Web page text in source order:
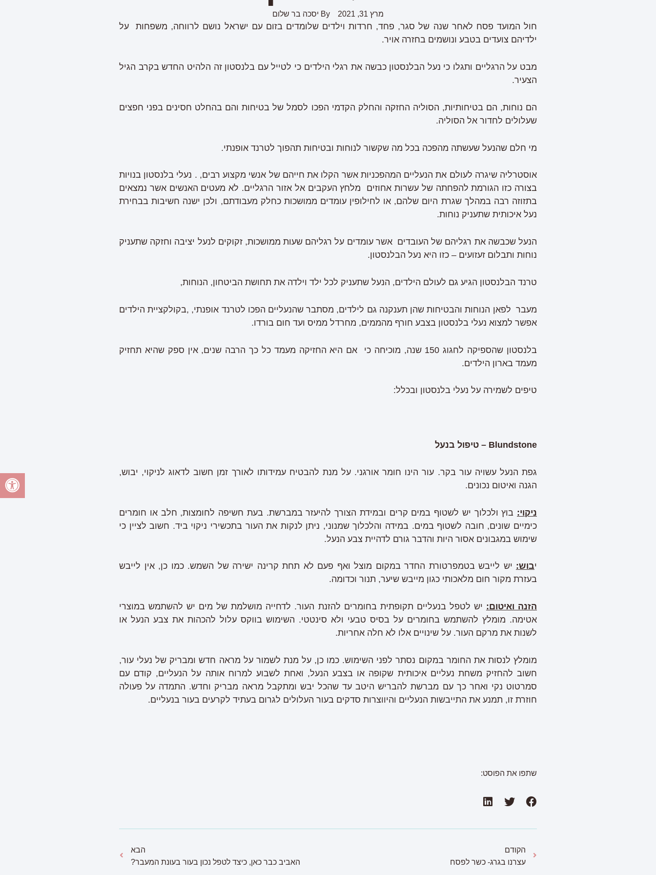
מרץ 31, 2021 By יסכה בר שלום
חול המועד פסח לאחר שנה של סגר, פחד, חרדות וילדים שלומדים בזום עם ישראל נושם לרווחה, משפחות על
ילדיהם צועדים בטבע ונושמים בחזרה אויר.
מבט על הרגליים ותגלו כי נעל הבלנסטון כבשה את רגלי הילדים כי לטייל עם בלנסטון זה הלהיט החדש בקרב הגיל
הצעיר.
הם נוחות, הם בטיחותיות, הסוליה החזקה והחלק הקדמי הפכו לסמל של בטיחות והם בהחלט חסינים בפני חפצים
שעלולים לחדור אל הסוליה.
מי חלם שהנעל שעשתה מהפכה בכל מה שקשור לנוחות ובטיחות תהפוך לטרנד אופנתי.
אוסטרליה שיגרה לעולם את הנעליים המהפכניות אשר הקלו את חייהם של אנשי מקצוע רבים, . נעלי בלנסטון בנויות
בצורה כזו הגורמת להפחתה של עשרות אחוזים מלחץ העקבים אל אזור הרגליים. לא מעטים האנשים אשר נמצאים
בתזוזה רבה במהלך שגרת היום שלהם, או לחילופין עומדים ממושכות כחלק מעבודתם, ולכן ישנה חשיבות בבחירת
נעל איכותית שתעניק נוחות.
הנעל שכבשה את רגליהם של העובדים אשר עומדים על רגליהם שעות ממושכות, זקוקים לנעל יציבה וחזקה שתעניק
נוחות ותבלום זעזועים – כזו היא נעל הבלנסטון.
טרנד הבלנסטון הגיע גם לעולם הילדים, הנעל שתעניק לכל ילד וילדה את תחושת הביטחון, הנוחות,
מעבר לפאן הנוחות והבטיחות שהן תענקנה גם לילדים, מסתבר שהנעליים הפכו לטרנד אופנתי, ,בקולקציית הילדים
אפשר למצוא נעלי בלנסטון בצבע חורף מהממים, מחרדל ממיס ועד חום בורדו.
בלנסטון שהספיקה לחגוג 150 שנה, מוכיחה כי אם היא החזיקה מעמד כל כך הרבה שנים, אין ספק שהיא תחזיק
מעמד בארון הילדים.
טיפים לשמירה על נעלי בלנסטון ובכלל:
Blundstone – טיפול בנעל
גפת הנעל עשויה עור בקר. עור הינו חומר אורגני. על מנת להבטיח עמידותו לאורך זמן חשוב לדאוג לניקוי, יבוש,
הגנה ואיטום נכונים.
ניקוי: בוץ ולכלוך יש לשטוף במים קרים ובמידת הצורך להיעזר במברשת. בעת חשיפה לחומצות, חלב או חומרים
כימיים שונים, חובה לשטוף במים. במידה והלכלוך שמנוני, ניתן לנקות את העור בתכשירי ניקוי ביד. חשוב לציין כי
שימוש במגבונים אסור היות והדבר גורם לדהיית צבע הנעל.
יבוש: יש לייבש בטמפרטורת החדר במקום מוצל ואף פעם לא תחת קרינה ישירה של השמש. כמו כן, אין לייבש
בעזרת מקור חום מלאכותי כגון מייבש שיער, תנור וכדומה.
הזנה ואיטום: יש לטפל בנעליים תקופתית בחומרים להזנת העור. לדחייה מושלמת של מים יש להשתמש במוצרי
אטימה. מומלץ להשתמש בחומרים על בסיס טבעי ולא סינטטי. השימוש בווקס עלול להכהות את צבע הנעל או
לשנות את מרקם העור. על שינויים אלו לא חלה אחריות.
מומלץ לנסות את החומר במקום נסתר לפני השימוש. כמו כן, על מנת לשמור על מראה חדש ומבריק של נעלי עור,
חשוב להחזיק משחת נעליים איכותית שקופה או בצבע הנעל, ואחת לשבוע למרוח אותה על הנעליים, קודם עם
סמרטוט נקי ואחר כך עם מברשת להבריש היטב עד שהכל יבש ומתקבל מראה מבריק וחדש. התמדה על פעולה
חוזרת זו, תמנע את התייבשות הנעליים והיווצרות סדקים בעור העלולים לגרום בעתיד לקרעים בעור בנעליים.
שתפו את הפוסט:
הקודם
עצרנו בגרג- כשר לפסח
הבא
האביב כבר כאן, כיצד לטפל נכון בעור בעונת המעבר?